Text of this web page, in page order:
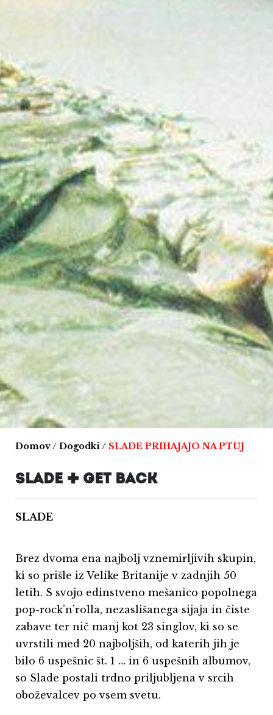
Domov/ Dogodki/ SLADE PRIHAJAJO NA PTUJ
SLADE + GET BACK
SLADE
Brez dvoma ena najbolj vznemirljivih skupin,
ki so prišle iz Velike Britanije v zadnjih 50
letih. S svojo edinstveno mešanico popolnega
pop-rock’n’rolla, nezaslišanega sijaja in čiste
zabave ter nič manj kot 23 singlov, ki so se
uvrstili med 20 najboljših, od katerih jih je
bilo 6 uspešnic št. 1 … in 6 uspešnih albumov,
so Slade postali trdno priljubljena v srcih
oboževalcev po vsem svetu.